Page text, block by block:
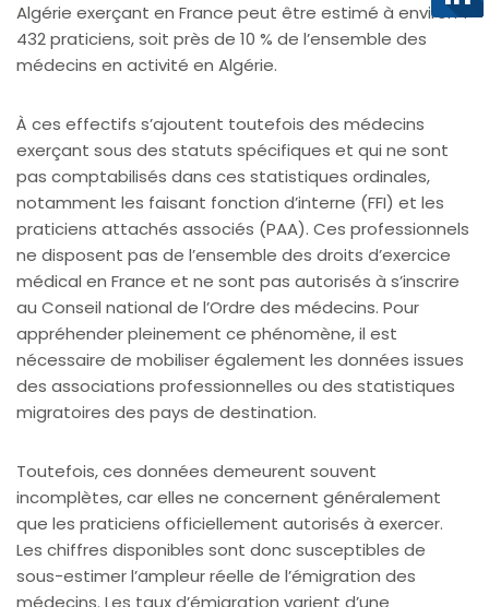
Algérie exerçant en France peut être estimé à environ 7
432 praticiens, soit près de 10 % de l’ensemble des
médecins en activité en Algérie.
À ces effectifs s’ajoutent toutefois des médecins
exerçant sous des statuts spécifiques et qui ne sont
pas comptabilisés dans ces statistiques ordinales,
notamment les faisant fonction d’interne (FFI) et les
praticiens attachés associés (PAA). Ces professionnels
ne disposent pas de l’ensemble des droits d’exercice
médical en France et ne sont pas autorisés à s’inscrire
au Conseil national de l’Ordre des médecins. Pour
appréhender pleinement ce phénomène, il est
nécessaire de mobiliser également les données issues
des associations professionnelles ou des statistiques
migratoires des pays de destination.
Toutefois, ces données demeurent souvent
incomplètes, car elles ne concernent généralement
que les praticiens officiellement autorisés à exercer.
Les chiffres disponibles sont donc susceptibles de
sous-estimer l’ampleur réelle de l’émigration des
médecins. Les taux d’émigration varient d’une